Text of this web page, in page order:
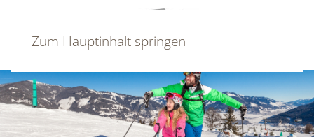
Zum Hauptinhalt springen